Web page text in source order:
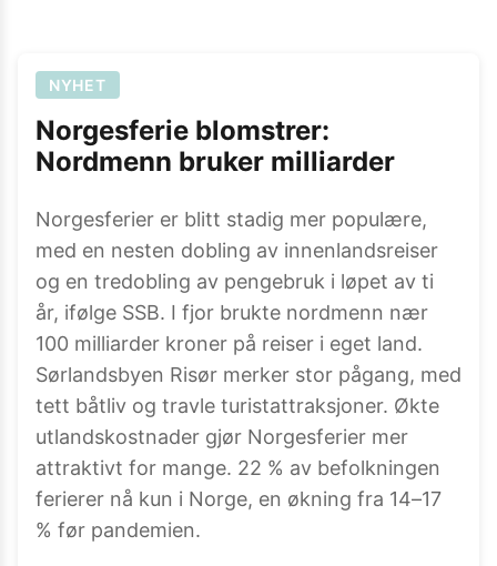
NYHET
Norgesferie blomstrer:
Nordmenn bruker milliarder
Norgesferier er blitt stadig mer populære,
med en nesten dobling av innenlandsreiser
og en tredobling av pengebruk i løpet av ti
år, ifølge SSB. I fjor brukte nordmenn nær
100 milliarder kroner på reiser i eget land.
Sørlandsbyen Risør merker stor pågang, med
tett båtliv og travle turistattraksjoner. Økte
utlandskostnader gjør Norgesferier mer
attraktivt for mange. 22 % av befolkningen
ferierer nå kun i Norge, en økning fra 14–17
% før pandemien.